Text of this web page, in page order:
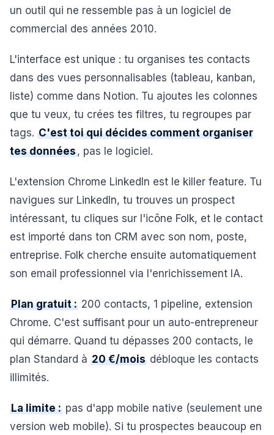
un outil qui ne ressemble pas à un logiciel de
commercial des années 2010.
L'interface est unique : tu organises tes contacts
dans des vues personnalisables (tableau, kanban,
liste) comme dans Notion. Tu ajoutes les colonnes
que tu veux, tu crées tes filtres, tu regroupes par
tags. C'est toi qui décides comment organiser
tes données, pas le logiciel.
L'extension Chrome LinkedIn est le killer feature. Tu
navigues sur LinkedIn, tu trouves un prospect
intéressant, tu cliques sur l'icône Folk, et le contact
est importé dans ton CRM avec son nom, poste,
entreprise. Folk cherche ensuite automatiquement
son email professionnel via l'enrichissement IA.
Plan gratuit : 200 contacts, 1 pipeline, extension
Chrome. C'est suffisant pour un auto-entrepreneur
qui démarre. Quand tu dépasses 200 contacts, le
plan Standard à 20 €/mois débloque les contacts
illimités.
La limite : pas d'app mobile native (seulement une
version web mobile). Si tu prospectes beaucoup en